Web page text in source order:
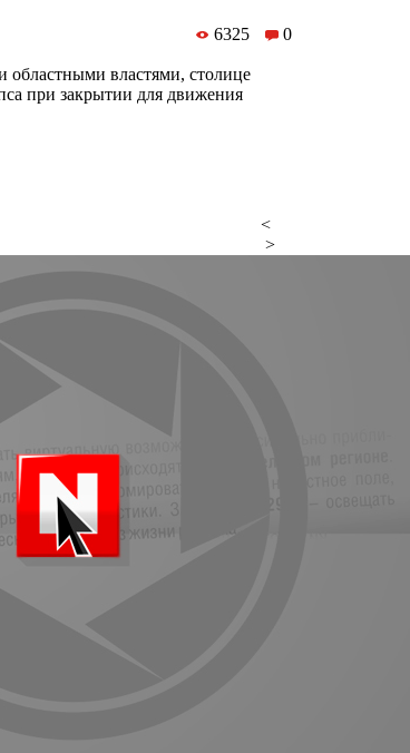
6325 0
областными властями, столице
при закрытии для движения
<
>